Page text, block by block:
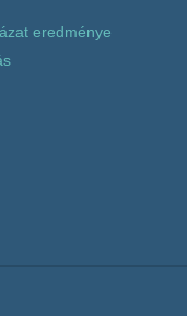
eredménye